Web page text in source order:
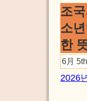
조
소
한
6月
2026